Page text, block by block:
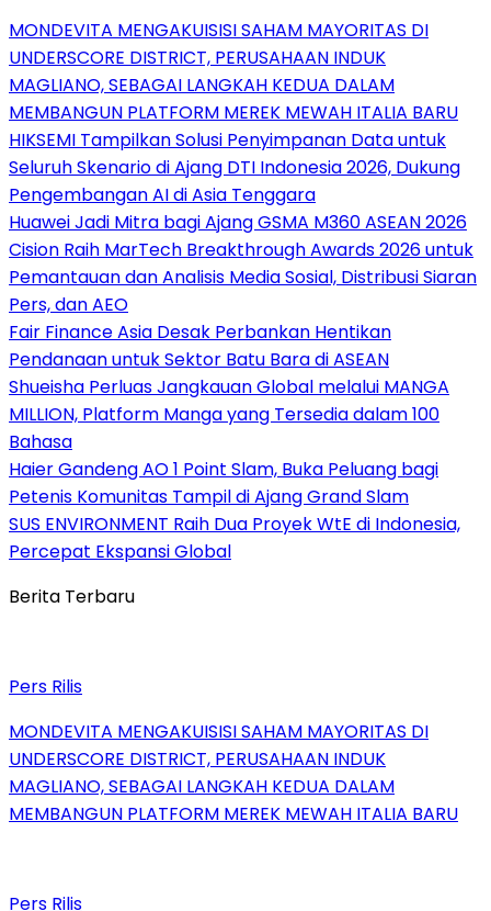
MONDEVITA MENGAKUISISI SAHAM MAYORITAS DI
UNDERSCORE DISTRICT, PERUSAHAAN INDUK
MAGLIANO, SEBAGAI LANGKAH KEDUA DALAM
MEMBANGUN PLATFORM MEREK MEWAH ITALIA BARU
HIKSEMI Tampilkan Solusi Penyimpanan Data untuk
Seluruh Skenario di Ajang DTI Indonesia 2026, Dukung
Pengembangan AI di Asia Tenggara
Huawei Jadi Mitra bagi Ajang GSMA M360 ASEAN 2026
Cision Raih MarTech Breakthrough Awards 2026 untuk
Pemantauan dan Analisis Media Sosial, Distribusi Siaran
Pers, dan AEO
Fair Finance Asia Desak Perbankan Hentikan
Pendanaan untuk Sektor Batu Bara di ASEAN
Shueisha Perluas Jangkauan Global melalui MANGA
MILLION, Platform Manga yang Tersedia dalam 100
Bahasa
Haier Gandeng AO 1 Point Slam, Buka Peluang bagi
Petenis Komunitas Tampil di Ajang Grand Slam
SUS ENVIRONMENT Raih Dua Proyek WtE di Indonesia,
Percepat Ekspansi Global
Berita Terbaru
Pers Rilis
MONDEVITA MENGAKUISISI SAHAM MAYORITAS DI
UNDERSCORE DISTRICT, PERUSAHAAN INDUK
MAGLIANO, SEBAGAI LANGKAH KEDUA DALAM
MEMBANGUN PLATFORM MEREK MEWAH ITALIA BARU
Pers Rilis